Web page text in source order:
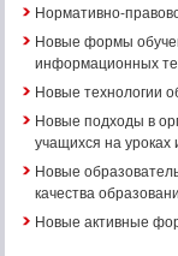
Нормативно-
Новые формы
информационных
Новые технологии
Новые подходы в
учащихся на уроках
Новые
качества
Новые активные